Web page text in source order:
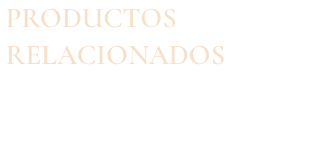
PRODUCTOS
RELACIONADOS